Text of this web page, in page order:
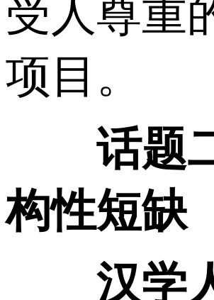
受人尊重
项目。
话题
构性短缺
汉学人